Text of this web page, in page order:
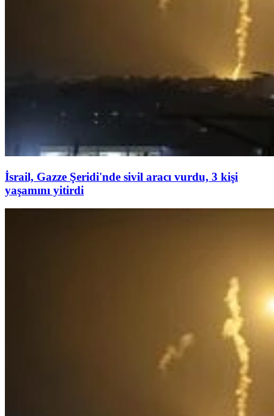
İsrail, Gazze Şeridi'nde sivil aracı vurdu, 3 kişi
yaşamını yitirdi